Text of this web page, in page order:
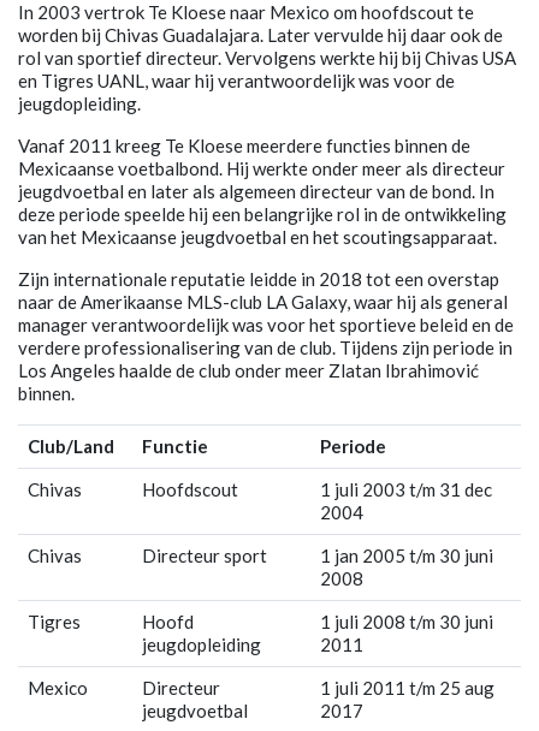
In 2003 vertrok Te Kloese naar Mexico om hoofdscout te
worden bij Chivas Guadalajara. Later vervulde hij daar ook de
rol van sportief directeur. Vervolgens werkte hij bij Chivas USA
en Tigres UANL, waar hij verantwoordelijk was voor de
jeugdopleiding.
Vanaf 2011 kreeg Te Kloese meerdere functies binnen de
Mexicaanse voetbalbond. Hij werkte onder meer als directeur
jeugdvoetbal en later als algemeen directeur van de bond. In
deze periode speelde hij een belangrijke rol in de ontwikkeling
van het Mexicaanse jeugdvoetbal en het scoutingsapparaat.
Zijn internationale reputatie leidde in 2018 tot een overstap
naar de Amerikaanse MLS-club LA Galaxy, waar hij als general
manager verantwoordelijk was voor het sportieve beleid en de
verdere professionalisering van de club. Tijdens zijn periode in
Los Angeles haalde de club onder meer Zlatan Ibrahimović
binnen.
Club/Land Functie
Periode
Chivas
Hoofdscout
1 juli 2003 t/m 31 dec
2004
Chivas
Directeur sport
1 jan 2005 t/m 30 juni
2008
Tigres
Hoofd
jeugdopleiding
1 juli 2008 t/m 30 juni
2011
Mexico
Directeur
jeugdvoetbal
1 juli 2011 t/m 25 aug
2017